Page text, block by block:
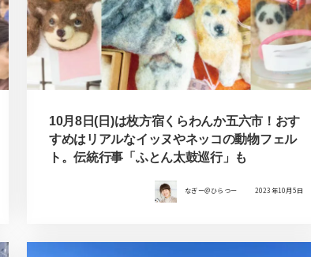
10月8日(日)は枚方宿くらわんか五六市！おす
すめはリアルなイッヌやネッコの動物フェル
ト。伝統行事「ふとん太鼓巡行」も
なぎー＠ひらつー 2023年10月5日